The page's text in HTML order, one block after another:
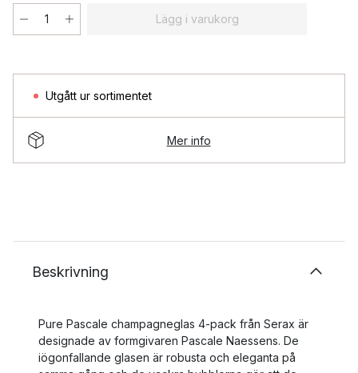
Lägg i varukorg
Utgått ur sortimentet
Mer info
Beskrivning
Pure Pascale champagneglas 4-pack från Serax är
designade av formgivaren Pascale Naessens. De
iögonfallande glasen är robusta och eleganta på